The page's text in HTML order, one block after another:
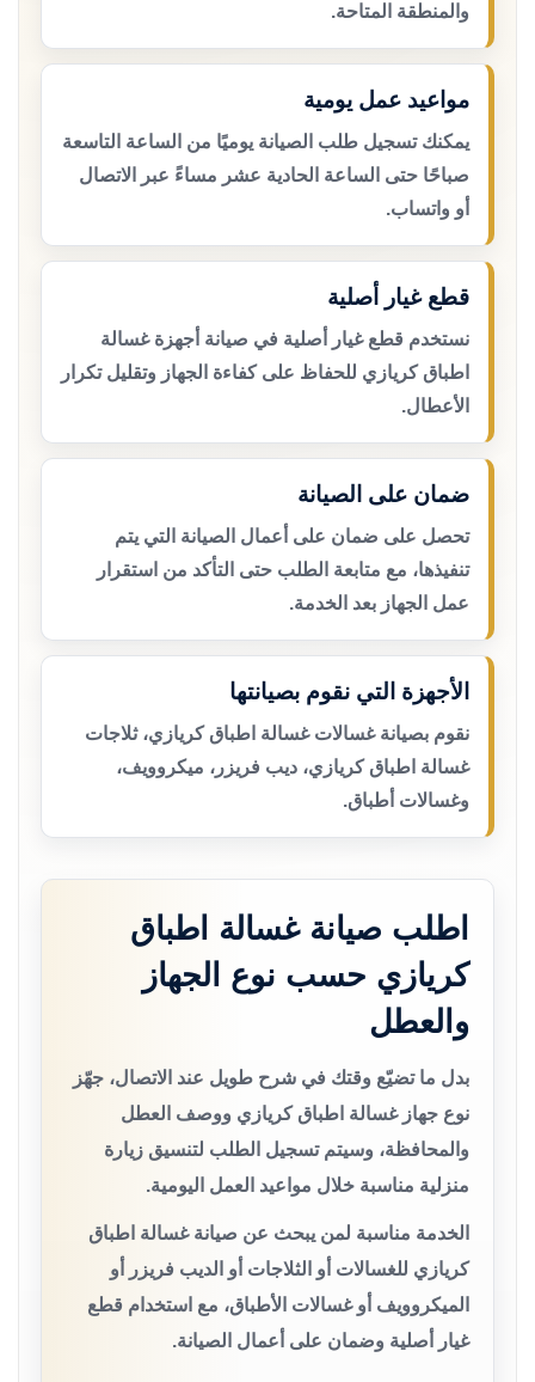
والمنطقة المتاحة.
مواعيد عمل يومية
يمكنك تسجيل طلب الصيانة يوميًا من الساعة التاسعة
صباحًا حتى الساعة الحادية عشر مساءً عبر الاتصال
أو واتساب.
قطع غيار أصلية
نستخدم قطع غيار أصلية في صيانة أجهزة غسالة
اطباق كريازي للحفاظ على كفاءة الجهاز وتقليل تكرار
الأعطال.
ضمان على الصيانة
تحصل على ضمان على أعمال الصيانة التي يتم
تنفيذها، مع متابعة الطلب حتى التأكد من استقرار
عمل الجهاز بعد الخدمة.
الأجهزة التي نقوم بصيانتها
نقوم بصيانة غسالات غسالة اطباق كريازي، ثلاجات
غسالة اطباق كريازي، ديب فريزر، ميكروويف،
وغسالات أطباق.
اطلب صيانة غسالة اطباق
كريازي حسب نوع الجهاز
والعطل
بدل ما تضيّع وقتك في شرح طويل عند الاتصال، جهّز
نوع جهاز غسالة اطباق كريازي ووصف العطل
والمحافظة، وسيتم تسجيل الطلب لتنسيق زيارة
منزلية مناسبة خلال مواعيد العمل اليومية.
الخدمة مناسبة لمن يبحث عن صيانة غسالة اطباق
كريازي للغسالات أو الثلاجات أو الديب فريزر أو
الميكروويف أو غسالات الأطباق، مع استخدام قطع
غيار أصلية وضمان على أعمال الصيانة.